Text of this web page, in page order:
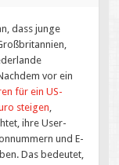
dass junge
vor ein
für ein US-
steigen
ihre User-
und E-
Das bedeutet,